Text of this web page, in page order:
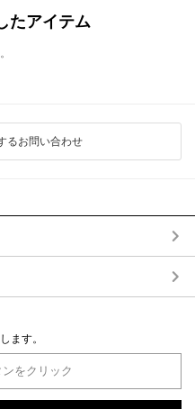
たアイテム
るお問い合わせ
ます。